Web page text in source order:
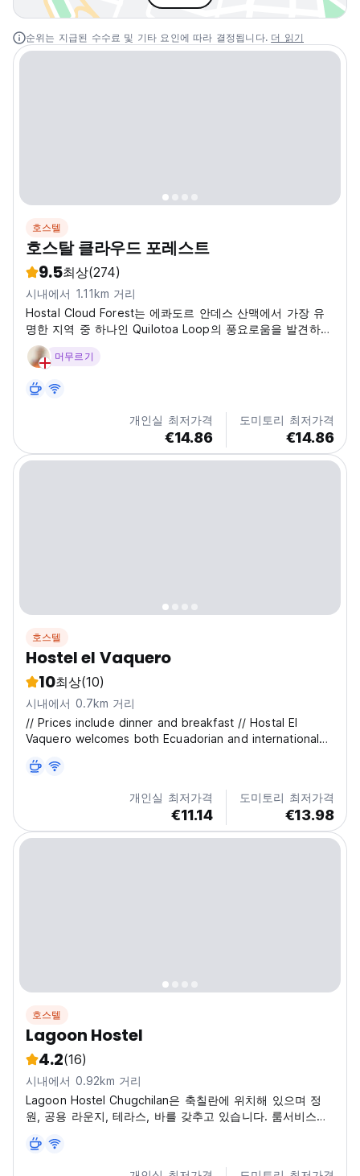
순위는 지급된 수수료 및 기타 요인에 따라 결정됩니다. 더 읽기
호스텔
호스탈 클라우드 포레스트
9.5최상(274)
시내에서 1.11km 거리
Hostal Cloud Forest는 에콰도르 안데스 산맥에서 가장 유
명한 지역 중 하나인 Quilotoa Loop의 풍요로움을 발견하고
싶은 사람들에게 완벽한 숙소입니다.
머무르기
개인실 최저가격
€14.86
도미토리 최저가격
€14.86
호스텔
Hostel el Vaquero
10최상(10)
시내에서 0.7km 거리
// Prices include dinner and breakfast // Hostal El
Vaquero welcomes both Ecuadorian and international
in the heart of the Andes. Located on the road
between Quilotoa and Chugchilán, the hostel is just...
개인실 최저가격
€11.14
도미토리 최저가격
€13.98
호스텔
Lagoon Hostel
4.2(16)
시내에서 0.92km 거리
Lagoon Hostel Chugchilan은 축칠란에 위치해 있으며 정
원, 공용 라운지, 테라스, 바를 갖추고 있습니다. 룸서비스를